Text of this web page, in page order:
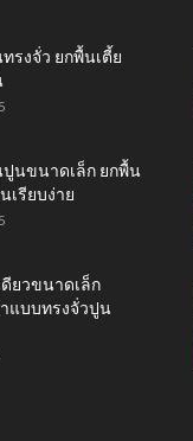
รงจั่ว ยกพื้นเตี้ย
ปูนขนาดเล็ก ยกพื้น
เรียบง่าย
ยวขนาดเล็ก
แบบทรงจั่วปูน